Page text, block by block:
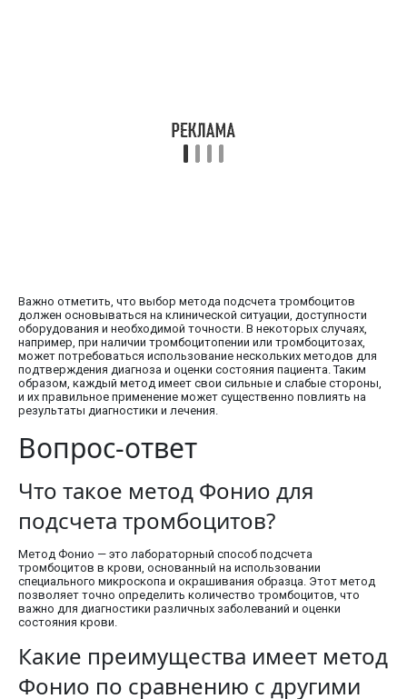
Важно отметить, что выбор метода подсчета тромбоцитов
должен основываться на клинической ситуации, доступности
оборудования и необходимой точности. В некоторых случаях,
например, при наличии тромбоцитопении или тромбоцитозах,
может потребоваться использование нескольких методов для
подтверждения диагноза и оценки состояния пациента. Таким
образом, каждый метод имеет свои сильные и слабые стороны,
и их правильное применение может существенно повлиять на
результаты диагностики и лечения.
Вопрос-ответ
Что такое метод Фонио для
подсчета тромбоцитов?
Метод Фонио — это лабораторный способ подсчета
тромбоцитов в крови, основанный на использовании
специального микроскопа и окрашивания образца. Этот метод
позволяет точно определить количество тромбоцитов, что
важно для диагностики различных заболеваний и оценки
состояния крови.
Какие преимущества имеет метод
Фонио по сравнению с другими